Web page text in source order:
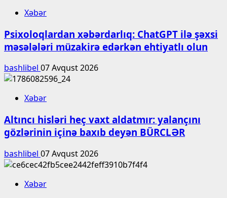
Xəbər
Psixoloqlardan xəbərdarlıq: ChatGPT ilə şəxsi
məsələləri müzakirə edərkən ehtiyatlı olun
bashlibel 07 Avqust 2026
Xəbər
Altıncı hisləri heç vaxt aldatmır: yalançını
gözlərinin içinə baxıb deyən BÜRCLƏR
bashlibel 07 Avqust 2026
Xəbər